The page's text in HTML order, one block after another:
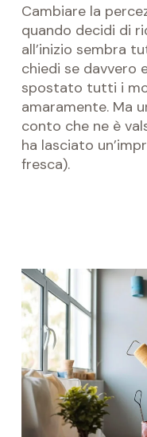
Cambiare la
quando decidi di
all’inizio sembra
chiedi se davvero
spostato tutti i
amaramente. Ma
conto che ne è
ha lasciato
fresca).